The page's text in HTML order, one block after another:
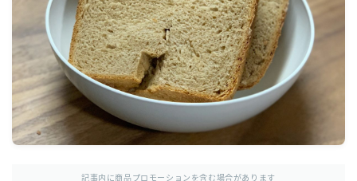
記事内に商品プロモーションを含む場合があります